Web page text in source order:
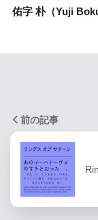
佑字 朴（Yuji Boku
前の記事